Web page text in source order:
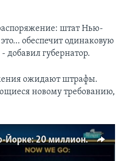
штат Нью-
обеспечит одинаковую
- добавил губернатор.
ожидают штрафы.
новому требованию,
Жесткие меры в Нью-Йорке: 20 миллионов человек отправлены на карантин